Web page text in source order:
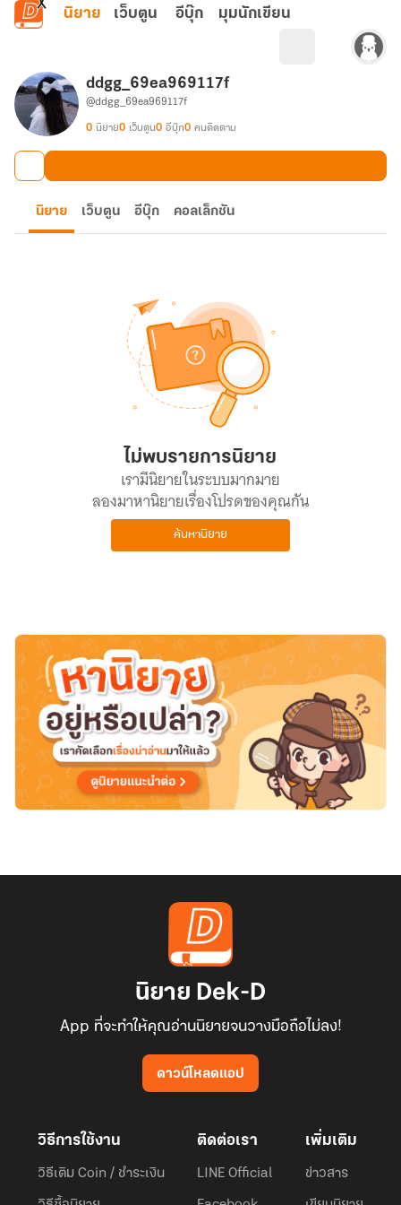
ข้ามไปยังเนื้อหาหลัก
นิยาย เว็บตูน อีบุ๊ก มุมนักเขียน
ddgg_69ea969117f
@ddgg_69ea969117f
0 นิยาย0 เว็บตูน0 อีบุ๊ก0 คนติดตาม
นิยาย เว็บตูน อีบุ๊ก คอลเล็กชัน
ไม่พบรายการนิยาย
เรามีนิยายในระบบมากมาย
ลองมาหานิยายเรื่องโปรดของคุณกัน
ค้นหานิยาย
นิยาย Dek-D
App ที่จะทำให้คุณอ่านนิยายจนวางมือถือไม่ลง!
ดาวน์โหลดแอป
วิธีการใช้งาน
วิธีเติม Coin / ชำระเงิน
ติดต่อเรา
LINE Official
เพิ่มเติม
ข่าวสาร